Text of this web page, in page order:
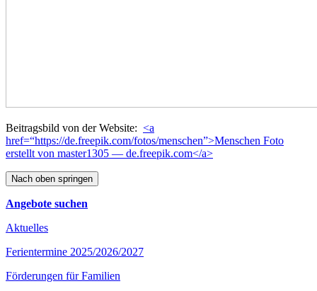
Bei­trags­bild von der Website: <a
href=“https://de.freepik.com/fotos/menschen”>Menschen Foto
erstellt von master1305 — de.freepik.com</a>
Nach oben springen
Angebote suchen
Aktuelles
Ferientermine 2025/2026/2027
Förderungen für Familien